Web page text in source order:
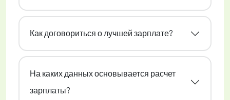
Как договориться о лучшей зарплате?
На каких данных основывается расчет
зарплаты?